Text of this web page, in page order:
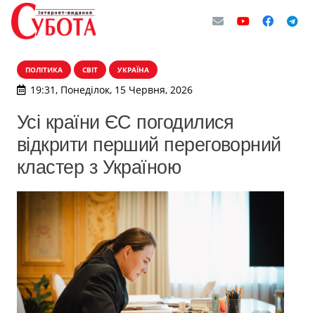
ПОЛІТИКА СВІТ УКРАЇНА
19:31, Понеділок, 15 Червня, 2026
Усі країни ЄС погодилися
відкрити перший переговорний
кластер з Україною